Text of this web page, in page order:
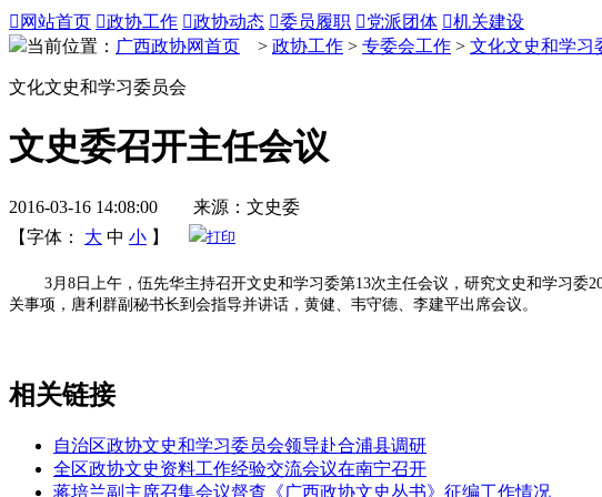
 网站首页 政协工作 政协动态 委员履职 党派团体 机关建设
当前位置： 广西政协网首页 > 政协工作 > 专委会工作 > 文化文史和学习
文化文史和学习委员会
文史委召开主任会议
2016-03-16 14:08:00 来源：文史委
【字体：
大 中 小 】 打印
3月8日上午，伍先华主持召开文史和学习委第13次主任会议，研究文史和学习委
关事项，唐利群副秘书长到会指导并讲话，黄健、韦守德、李建平出席会议。
相关链接
自治区政协文史和学习委员会领导赴合浦县调研
全区政协文史资料工作经验交流会议在南宁召开
蒋培兰副主席召集会议督查《广西政协文史丛书》征编工作情况